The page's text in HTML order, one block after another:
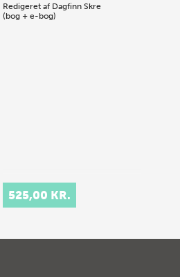
Redigeret af Dagfinn Skre
(bog + e-bog)
525,00 KR.